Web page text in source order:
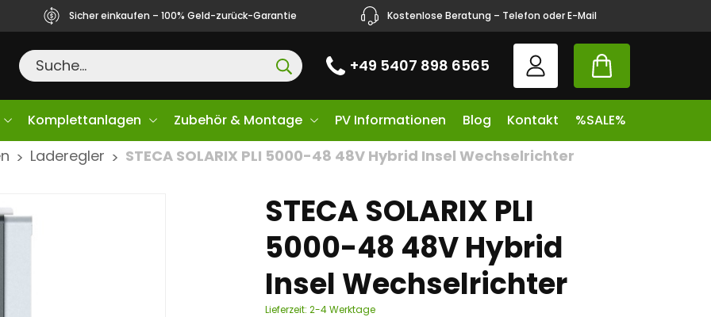
Sicher einkaufen – 100% Geld-zurück-Garantie Kostenlose Beratung – Telefon oder E-Mail
+49 5407 898 6565
Komplettanlagen Zubehör & Montage PV Informationen Blog Kontakt %SALE%
> Laderegler > STECA SOLARIX PLI 5000-48 48V Hybrid Insel Wechselrichter
STECA SOLARIX PLI
5000-48 48V Hybrid
Insel Wechselrichter
Lieferzeit: 2-4 Werktage